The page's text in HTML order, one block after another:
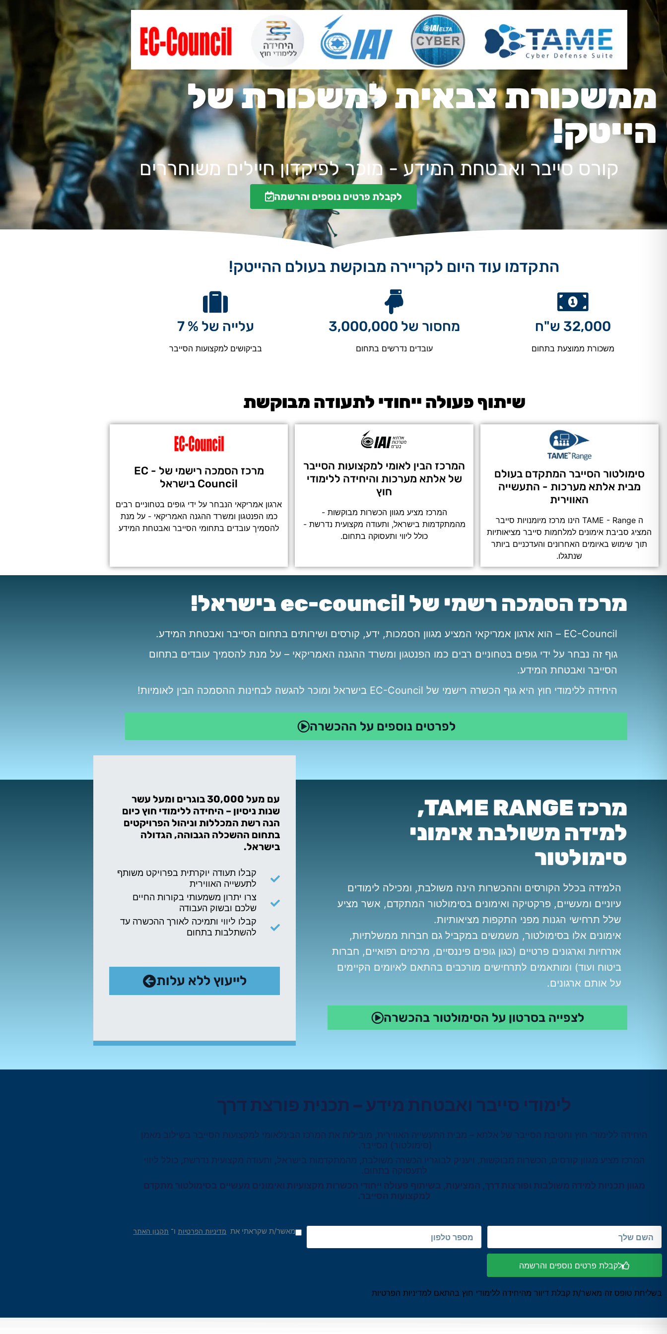
ממשכורת צבאית למשכורת של
הייטק!​
קורס סייבר ואבטחת המידע - מוכר לפיקדון חיילים משוחררים
לקבלת פרטים נוספים והרשמה
התקדמו עוד היום לקריירה מבוקשת בעולם ההייטק!
32,000 ש"ח
משכורת ממוצעת בתחום
מחסור של 3,000,000
עובדים נדרשים בתחום
עלייה של % 7
בביקושים למקצועות הסייבר
שיתוף פעולה ייחודי לתעודה מבוקשת
סימולטור הסייבר המתקדם בעולם
מבית אלתא מערכות - התעשייה
האווירית
ה TAME - Range הינו מרכז מיומנויות סייבר
המציג סביבת אימונים למלחמות סייבר מציאותיות
תוך שימוש באיומים האחרונים והעדכניים ביותר
שנתגלו.
המרכז הבין לאומי למקצועות הסייבר
של אלתא מערכות והיחידה ללימודי
חוץ
המרכז מציע מגוון הכשרות מבוקשות -
מהמתקדמות בישראל, ותעודה מקצועית נדרשת -
כולל ליווי ותעסוקה בתחום.
מרכז הסמכה רישמי של EC -
Council בישראל
ארגון אמריקאי הנבחר על ידי גופים בטחוניים רבים
כמו הפנטגון ומשרד ההגנה האמריקאי - על מנת
להסמיך עובדים בתחומי הסייבר ואבטחת המידע
מרכז הסמכה רשמי של ec-council בישראל!
EC-Council – הוא ארגון אמריקאי המציע מגוון הסמכות, ידע, קורסים ושירותים בתחום הסייבר ואבטחת המידע.
גוף זה נבחר על ידי גופים בטחוניים רבים כמו הפנטגון ומשרד ההגנה האמריקאי – על מנת להסמיך עובדים בתחום
הסייבר ואבטחת המידע.
היחידה ללימודי חוץ היא גוף הכשרה רישמי של EC-Council בישראל ומוכר להגשה לבחינות ההסמכה הבין לאומיות!
לפרטים נוספים על ההכשרה
מרכז TAME RANGE,
למידה משולבת אימוני
סימולטור
הלמידה בכלל הקורסים וההכשרות הינה משולבת, ומכילה לימודים
עיוניים ומעשיים, פרקטיקה ואימונים בסימולטור המתקדם, אשר מציע
שלל תרחישי הגנות מפני התקפות מציאותיות.
אימונים אלו בסימולטור, משמשים במקביל גם חברות ממשלתיות,
אזרחיות וארגונים פרטיים (כגון גופים פיננסיים, מרכזים רפואיים, חברות
ביטוח ועוד) ומותאמים לתרחישים מורכבים בהתאם לאיומים הקיימים
על אותם ארגונים.
לצפייה בסרטון על הסימולטור בהכשרה
עם מעל 30,000 בוגרים ומעל עשר
שנות ניסיון – היחידה ללימודי חוץ כיום
הנה רשת המכללות וניהול הפרויקטים
בתחום ההשכלה הגבוהה, הגדולה
בישראל.
קבלו תעודה יוקרתית בפרויקט משותף
לתעשייה האווירית
צרו יתרון משמעותי בקורות החיים
שלכם ובשוק העבודה
קבלו ליווי ותמיכה לאורך ההכשרה עד
להשתלבות בתחום​
לייעוץ ללא עלות
לימודי סייבר ואבטחת מידע – תכנית פורצת דרך
היחידה ללימודי חוץ וחטיבת הסייבר של אלתא – מבית התעשייה האווירית, מובילות את המרכז הבינלאומי למקצועות הסייבר בשילוב מאמן
(סימולטור) הסייבר.
המרכז מציע מגוון קורסים, הכשרות מבוקשות, ויעניק לבוגריו הכשרה משולבת, מהמתקדמות בישראל, ותעודה מקצועית נדרשת, כולל ליווי
לתעסוקה בתחום.
מגוון תכניות למידה משולבות ופורצות דרך, המציעות, בשיתוף פעולה ייחודי הכשרות מקצועיות ואימונים מעשיים בסימולטור מתקדם
למקצועות הסייבר.
מאשר/ת שקראתי את מדיניות הפרטיותו־ תקנון האתר
לקבלת פרטים נוספים והרשמה
בשליחת טופס זה מאשר/ת קבלת דיוור מהיחידה ללימודי חוץ בהתאם למדיניות הפרטיות